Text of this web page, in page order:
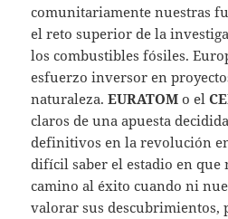
comunitariamente nuestras
el reto superior de la
los combustibles fósiles.
esfuerzo inversor en
naturaleza.EURATOM o el
claros de una apuesta
definitivos en la revolución
difícil saber el estadio en que
camino al éxito cuando ni
valorar sus descubrimientos,